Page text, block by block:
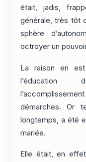
était, jadis,
générale, très tôt
sphère
octroyer un
La raison en
l’éducation
démarches. Or
longtemps, a été
mariée.
Elle était, en